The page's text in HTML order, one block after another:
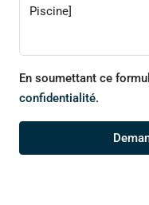
En soumettant ce
confidentialité.